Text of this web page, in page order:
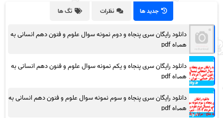
جدید ها نظرات تگ ها
دانلود رایگان سری پنجاه و دوم نمونه سوال علوم و فنون دهم انسانی به
همراه pdf
دانلود رایگان سری پنجاه و یکم نمونه سوال علوم و فنون دهم انسانی به
همراه pdf
دانلود رایگان سری پنجاه و سوم نمونه سوال علوم و فنون دهم انسانی به
همراه pdf